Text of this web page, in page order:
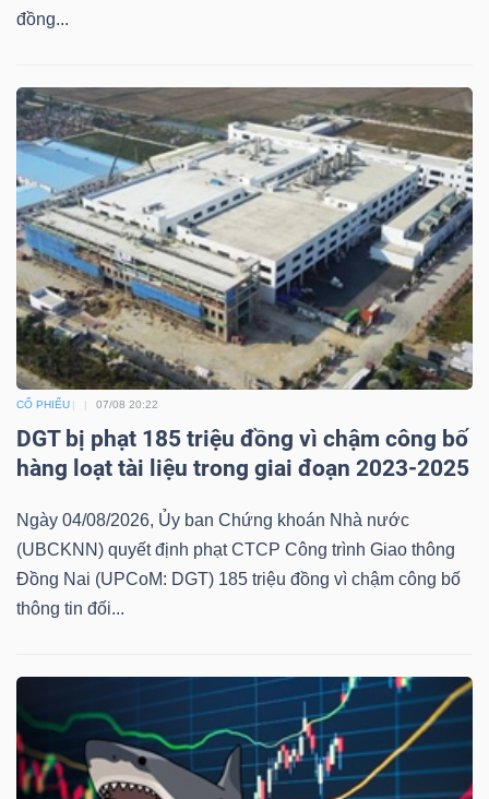
đồng...
CỔ PHIẾU 07/08 20:22
DGT bị phạt 185 triệu đồng vì chậm công bố
hàng loạt tài liệu trong giai đoạn 2023-2025
Ngày 04/08/2026, Ủy ban Chứng khoán Nhà nước
(UBCKNN) quyết định phạt CTCP Công trình Giao thông
Đồng Nai (UPCoM: DGT) 185 triệu đồng vì chậm công bố
thông tin đối...